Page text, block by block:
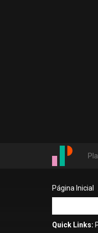
Página Inicial
Quick Links: